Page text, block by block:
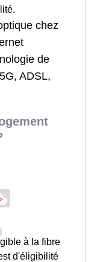
chez
de
ADSL,
à la fibre
d'éligibilité